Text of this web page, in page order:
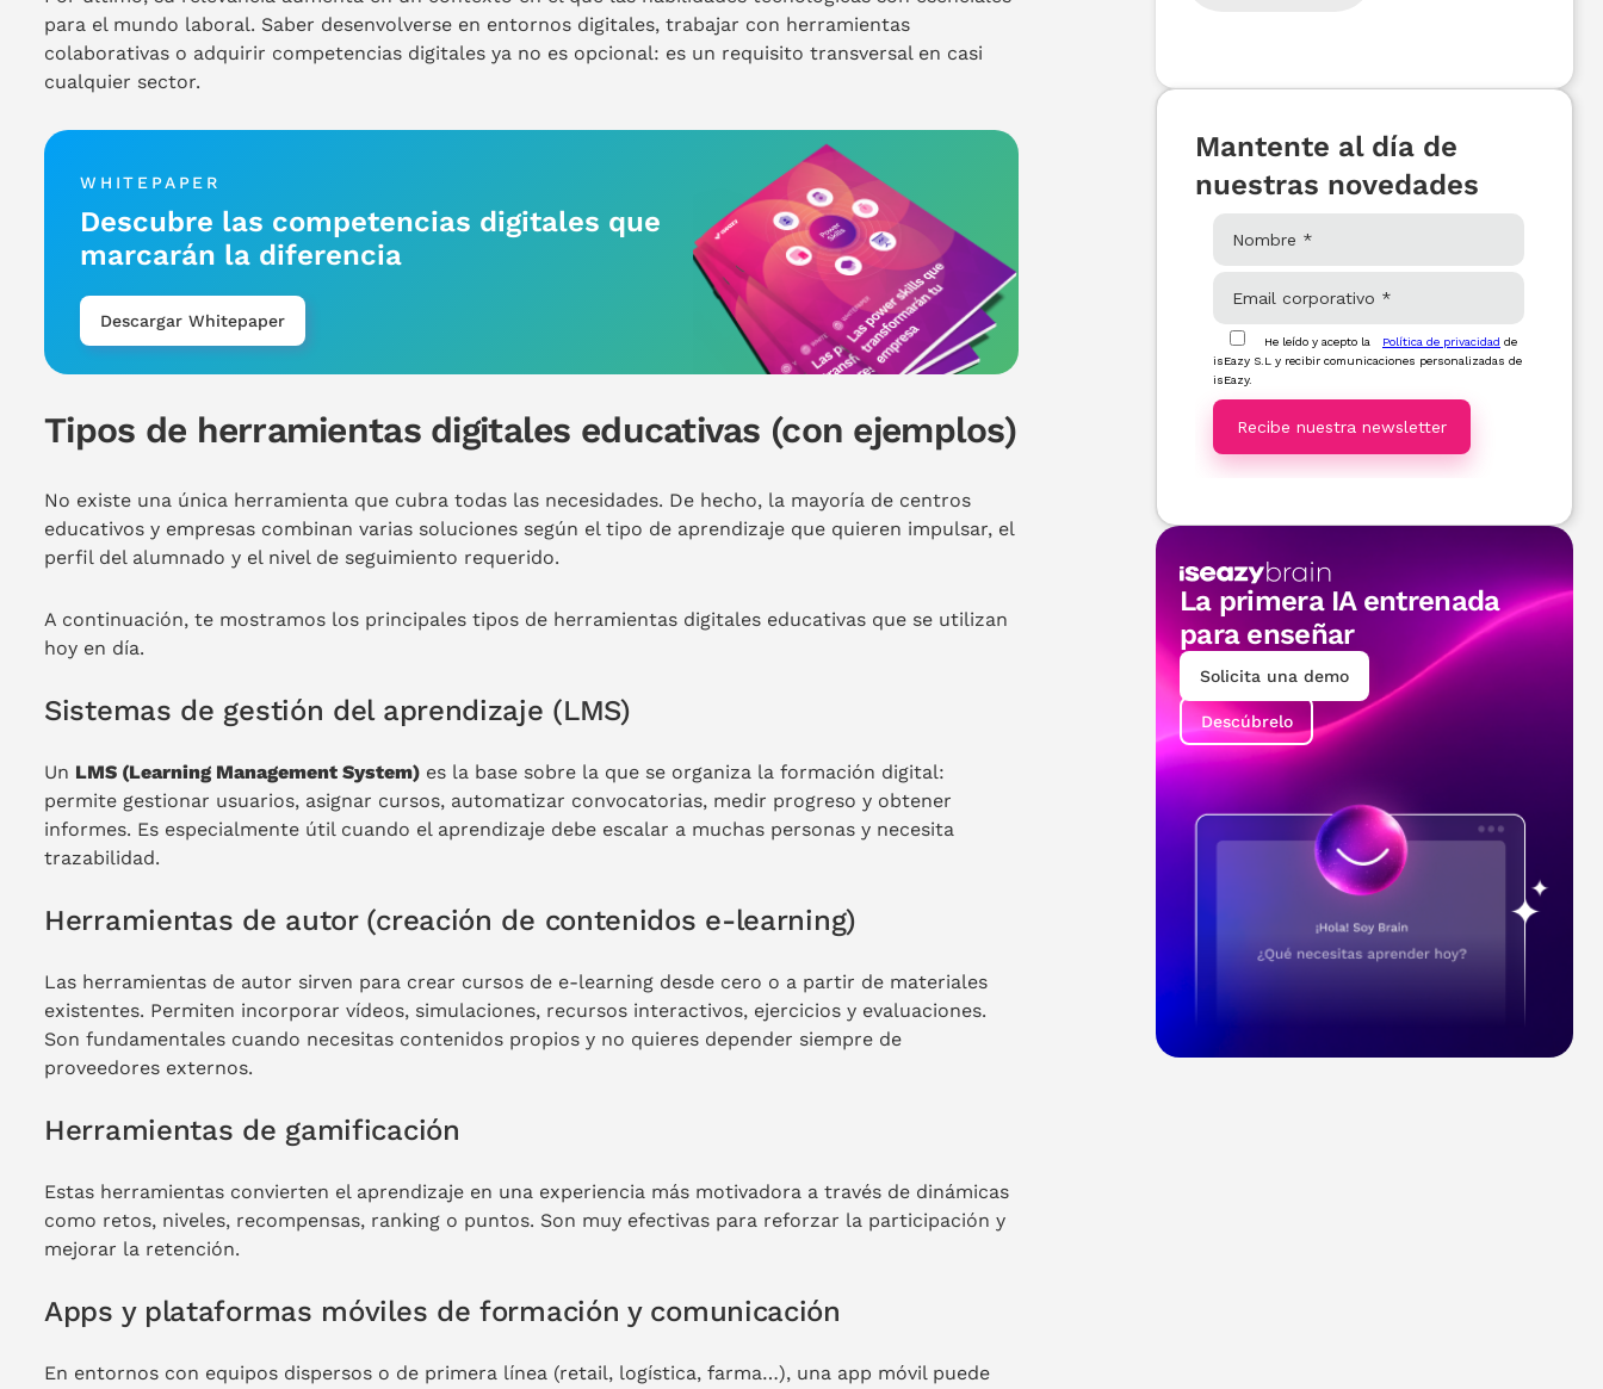
para el mundo laboral. Saber desenvolverse en entornos digitales, trabajar con herramientas
colaborativas o adquirir competencias digitales ya no es opcional: es un requisito transversal en casi
cualquier sector.
WHITEPAPER
Descubre las competencias digitales que
marcarán la diferencia
Descargar Whitepaper
Tipos de herramientas digitales educativas (con ejemplos)
No existe una única herramienta que cubra todas las necesidades. De hecho, la mayoría de centros
educativos y empresas combinan varias soluciones según el tipo de aprendizaje que quieren impulsar, el
perfil del alumnado y el nivel de seguimiento requerido.
A continuación, te mostramos los principales tipos de herramientas digitales educativas que se utilizan
hoy en día.
Sistemas de gestión del aprendizaje (LMS)
Un LMS (Learning Management System) es la base sobre la que se organiza la formación digital:
permite gestionar usuarios, asignar cursos, automatizar convocatorias, medir progreso y obtener
informes. Es especialmente útil cuando el aprendizaje debe escalar a muchas personas y necesita
trazabilidad.
Herramientas de autor (creación de contenidos e-learning)
Las herramientas de autor sirven para crear cursos de e-learning desde cero o a partir de materiales
existentes. Permiten incorporar vídeos, simulaciones, recursos interactivos, ejercicios y evaluaciones.
Son fundamentales cuando necesitas contenidos propios y no quieres depender siempre de
proveedores externos.
Herramientas de gamificación
Estas herramientas convierten el aprendizaje en una experiencia más motivadora a través de dinámicas
como retos, niveles, recompensas, ranking o puntos. Son muy efectivas para reforzar la participación y
mejorar la retención.
Apps y plataformas móviles de formación y comunicación
En entornos con equipos dispersos o de primera línea (retail, logística, farma…), una app móvil puede
Mantente al día de
nuestras novedades
La primera IA entrenada
para enseñar
Solicita una demo
Descúbrelo